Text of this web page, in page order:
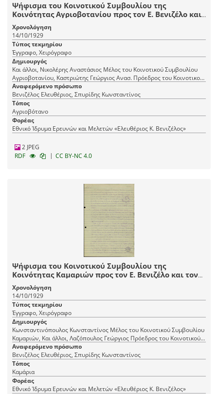
Ψήφισμα του Κοινοτικού Συμβουλίου της
Κοινότητας Αγριοβοτανίου προς τον Ε. Βενιζέλο και
τον Υπουργό Γεωργίας Κ. Σπυρίδη υπέρ της ίδρυσης
Γεωργικού Σταθμού στην Ιστιαία.
Χρονολόγηση
14/10/1929
Τύπος τεκμηρίου
Έγγραφο, Χειρόγραφο
Δημιουργός
Και άλλοι, Νικολέρης Αναστάσιος Μέλος του Κοινοτικού Συμβουλίου
Αγριοβοτανίου, Καστριώτης Γεώργιος Ανασ. Πρόεδρος του Κοινοτικού
Συμβουλίου Αγριοβοτανίου, Βασιλικίώτης Κωνσταντίνος Μέλος του
Κοινοτικού Συμβουλίου Αγριοβοτανίου
Αναφερόμενο πρόσωπο
Βενιζέλος Ελευθέριος, Σπυρίδης Κωνσταντίνος
Τόπος
Αγριοβότανο
Φορέας
Εθνικό Ίδρυμα Ερευνών και Μελετών «Ελευθέριος Κ. Βενιζέλος»
2 JPEG
RDF
| CC BY-NC 4.0
Ψήφισμα του Κοινοτικού Συμβουλίου της
Κοινότητας Καμαριών προς τον Ε. Βενιζέλο και τον
Υπουργό Γεωργίας Κ. Σπυρίδη υπέρ της ίδρυσης
Γεωργικού Σταθμού στην Ιστιαία.
Χρονολόγηση
14/10/1929
Τύπος τεκμηρίου
Έγγραφο, Χειρόγραφο
Δημιουργός
Κωνσταντινόπουλος Κωνσταντίνος Μέλος του Κοινοτικού Συμβουλίου
Καμαριών, Και άλλοι, Λαζόπουλος Γεώργιος Πρόεδρος του Κοινοτικού
Συμβουλίου Καμαριών, Βλαχόγιας Αθανάσιος Μέλος του Κοινοτικού
Συμβουλίου Καμαριών
Αναφερόμενο πρόσωπο
Βενιζέλος Ελευθέριος, Σπυρίδης Κωνσταντίνος
Τόπος
Καμάρια
Φορέας
Εθνικό Ίδρυμα Ερευνών και Μελετών «Ελευθέριος Κ. Βενιζέλος»